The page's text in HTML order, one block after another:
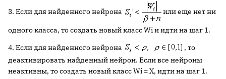
3. Если для найденного нейрона или еще нет ни
одного класса, то создать новый класс Wi и идти на шаг 1.
4. Если для найденного нейрона
, то
деактивировать найденный нейрон. Если все нейроны
неактивны, то создать новый класс Wi = X, идти на шаг 1.